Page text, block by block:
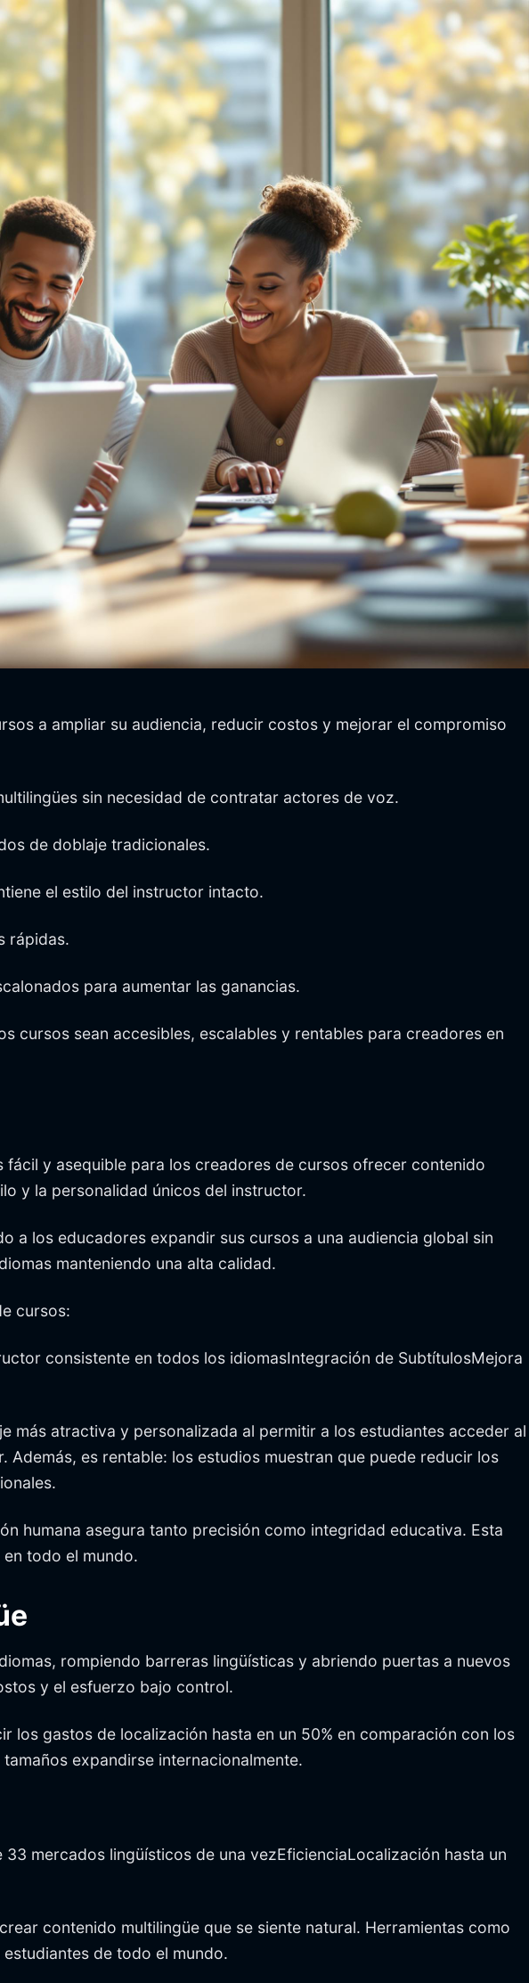
a ampliar su audiencia, reducir costos y mejorar el compromiso
sin necesidad de contratar actores de voz.
de doblaje tradicionales.
el estilo del instructor intacto.
rápidas.
para aumentar las ganancias.
cursos sean accesibles, escalables y rentables para creadores en
y asequible para los creadores de cursos ofrecer contenido
y la personalidad únicos del instructor.
a los educadores expandir sus cursos a una audiencia global sin
manteniendo una alta calidad.
cursos:
consistente en todos los idiomasIntegración de SubtítulosMejora
más atractiva y personalizada al permitir a los estudiantes acceder al
es rentable: los estudios muestran que puede reducir los
humana asegura tanto precisión como integridad educativa. Esta
todo el mundo.
rompiendo barreras lingüísticas y abriendo puertas a nuevos
y el esfuerzo bajo control.
los gastos de localización hasta en un 50% en comparación con los
expandirse internacionalmente.
mercados lingüísticos de una vezEficienciaLocalización hasta un
contenido multilingüe que se siente natural. Herramientas como
de todo el mundo.